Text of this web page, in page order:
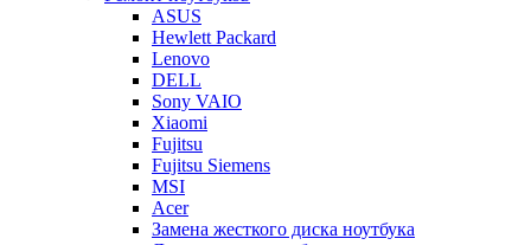
ASUS
Hewlett Packard
Lenovo
DELL
Sony VAIO
Xiaomi
Fujitsu
Fujitsu Siemens
MSI
Acer
Замена жесткого диска ноутбука